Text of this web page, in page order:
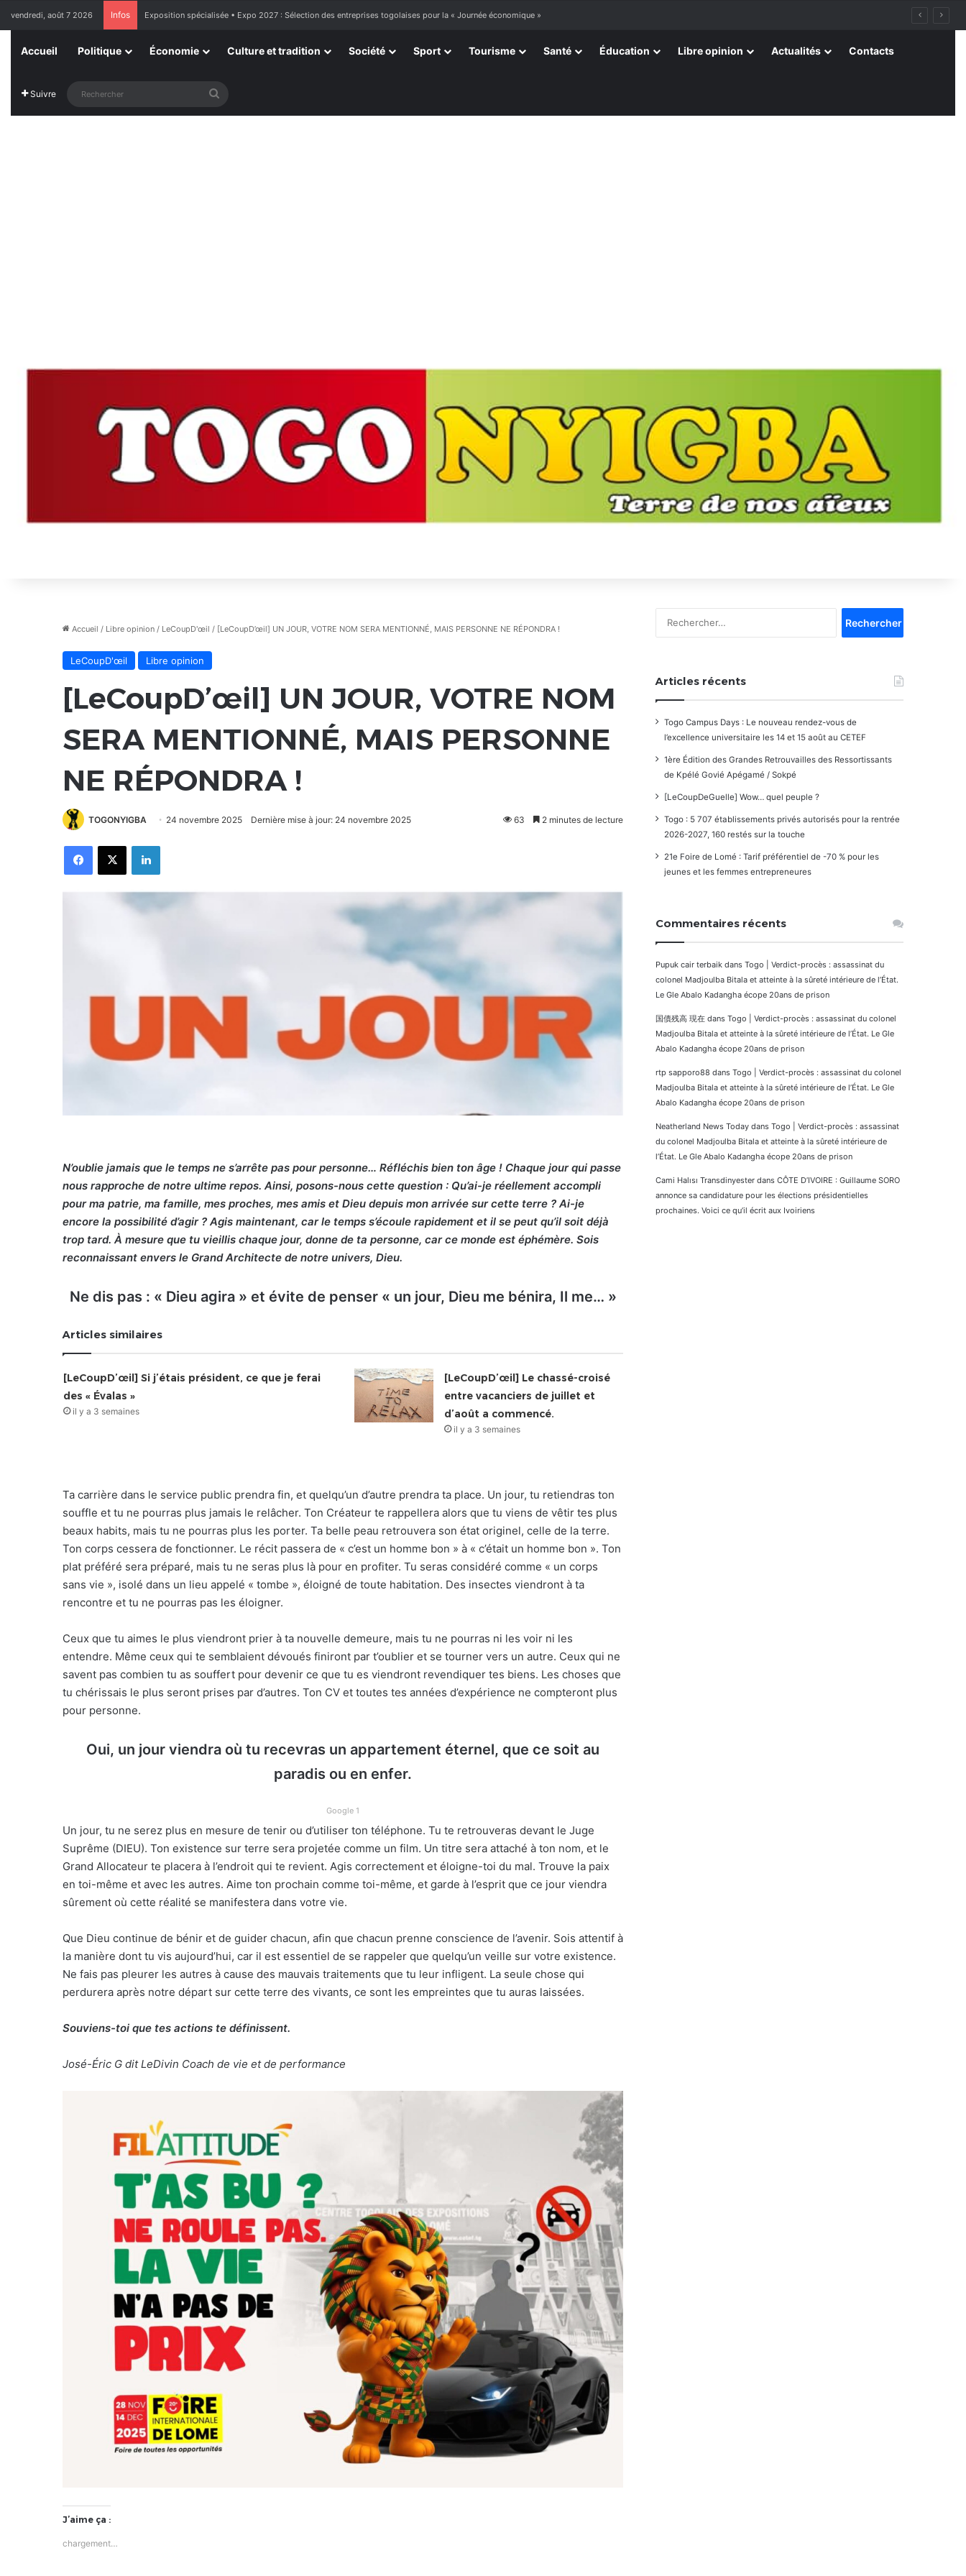
vendredi, août 7 2026 Infos Exposition spécialisée • Expo 2027 : Sélection des entreprises togolaises pour la « Journée économique »
Accueil Politique Économie Culture et tradition Société Sport Tourisme Santé Éducation Libre opinion Actualités Contacts
Suivre
Accueil / Libre opinion / LeCoupD'œil / [LeCoupD’œil] UN JOUR, VOTRE NOM SERA MENTIONNÉ, MAIS PERSONNE NE RÉPONDRA !
LeCoupD'œil Libre opinion
[LeCoupD’œil] UN JOUR, VOTRE NOM
SERA MENTIONNÉ, MAIS PERSONNE
NE RÉPONDRA !
TOGONYIGBA 24 novembre 2025 Dernière mise à jour: 24 novembre 2025 63 2 minutes de lecture
FacebookX Linkedin
N’oublie jamais que le temps ne s’arrête pas pour personne… Réfléchis bien ton âge ! Chaque jour qui passe
nous rapproche de notre ultime repos. Ainsi, posons-nous cette question : Qu’ai-je réellement accompli
pour ma patrie, ma famille, mes proches, mes amis et Dieu depuis mon arrivée sur cette terre ? Ai-je
encore la possibilité d’agir ? Agis maintenant, car le temps s’écoule rapidement et il se peut qu’il soit déjà
trop tard. À mesure que tu vieillis chaque jour, donne de ta personne, car ce monde est éphémère. Sois
reconnaissant envers le Grand Architecte de notre univers, Dieu.
Ne dis pas : « Dieu agira » et évite de penser « un jour, Dieu me bénira, Il me… »
Articles similaires
[LeCoupD’œil] Si j’étais président, ce que je ferai
des « Évalas »
il y a 3 semaines
[LeCoupD’œil] Le chassé-croisé
entre vacanciers de juillet et
d’août a commencé.
il y a 3 semaines
Ta carrière dans le service public prendra fin, et quelqu’un d’autre prendra ta place. Un jour, tu retiendras ton
souffle et tu ne pourras plus jamais le relâcher. Ton Créateur te rappellera alors que tu viens de vêtir tes plus
beaux habits, mais tu ne pourras plus les porter. Ta belle peau retrouvera son état originel, celle de la terre.
Ton corps cessera de fonctionner. Le récit passera de « c’est un homme bon » à « c’était un homme bon ». Ton
plat préféré sera préparé, mais tu ne seras plus là pour en profiter. Tu seras considéré comme « un corps
sans vie », isolé dans un lieu appelé « tombe », éloigné de toute habitation. Des insectes viendront à ta
rencontre et tu ne pourras pas les éloigner.
Ceux que tu aimes le plus viendront prier à ta nouvelle demeure, mais tu ne pourras ni les voir ni les
entendre. Même ceux qui te semblaient dévoués finiront par t’oublier et se tourner vers un autre. Ceux qui ne
savent pas combien tu as souffert pour devenir ce que tu es viendront revendiquer tes biens. Les choses que
tu chérissais le plus seront prises par d’autres. Ton CV et toutes tes années d’expérience ne compteront plus
pour personne.
Oui, un jour viendra où tu recevras un appartement éternel, que ce soit au
paradis ou en enfer.
Google 1
Un jour, tu ne serez plus en mesure de tenir ou d’utiliser ton téléphone. Tu te retrouveras devant le Juge
Suprême (DIEU). Ton existence sur terre sera projetée comme un film. Un titre sera attaché à ton nom, et le
Grand Allocateur te placera à l’endroit qui te revient. Agis correctement et éloigne-toi du mal. Trouve la paix
en toi-même et avec les autres. Aime ton prochain comme toi-même, et garde à l’esprit que ce jour viendra
sûrement où cette réalité se manifestera dans votre vie.
Que Dieu continue de bénir et de guider chacun, afin que chacun prenne conscience de l’avenir. Sois attentif à
la manière dont tu vis aujourd’hui, car il est essentiel de se rappeler que quelqu’un veille sur votre existence.
Ne fais pas pleurer les autres à cause des mauvais traitements que tu leur infligent. La seule chose qui
perdurera après notre départ sur cette terre des vivants, ce sont les empreintes que tu auras laissées.
Souviens-toi que tes actions te définissent.
José-Éric G dit LeDivin Coach de vie et de performance
J’aime ça :
chargement…
Articles récents
Togo Campus Days : Le nouveau rendez-vous de
l’excellence universitaire les 14 et 15 août au CETEF
1ère Édition des Grandes Retrouvailles des Ressortissants
de Kpélé Govié Apégamé / Sokpé
[LeCoupDeGuelle] Wow… quel peuple ?
Togo : 5 707 établissements privés autorisés pour la rentrée
2026-2027, 160 restés sur la touche
21e Foire de Lomé : Tarif préférentiel de -70 % pour les
jeunes et les femmes entrepreneures
Commentaires récents
Pupuk cair terbaik dans Togo | Verdict-procès : assassinat du
colonel Madjoulba Bitala et atteinte à la sûreté intérieure de l’État.
Le Gle Abalo Kadangha écope 20ans de prison
国債残高 現在 dans Togo | Verdict-procès : assassinat du colonel
Madjoulba Bitala et atteinte à la sûreté intérieure de l’État. Le Gle
Abalo Kadangha écope 20ans de prison
rtp sapporo88 dans Togo | Verdict-procès : assassinat du colonel
Madjoulba Bitala et atteinte à la sûreté intérieure de l’État. Le Gle
Abalo Kadangha écope 20ans de prison
Neatherland News Today dans Togo | Verdict-procès : assassinat
du colonel Madjoulba Bitala et atteinte à la sûreté intérieure de
l’État. Le Gle Abalo Kadangha écope 20ans de prison
Cami Halısı Transdinyester dans CÔTE D’IVOIRE : Guillaume SORO
annonce sa candidature pour les élections présidentielles
prochaines. Voici ce qu’il écrit aux Ivoiriens